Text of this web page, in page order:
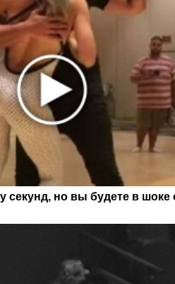
секунд, но вы будете в шоке